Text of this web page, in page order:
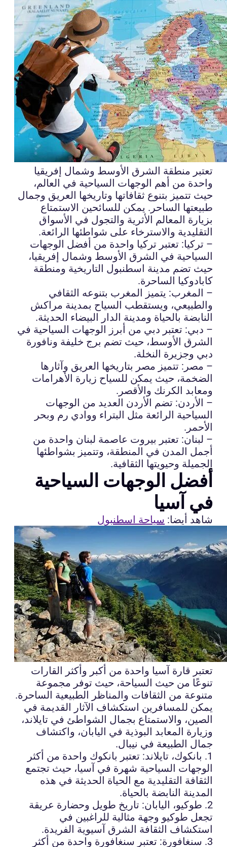
تعتبر منطقة الشرق الأوسط وشمال إفريقيا
واحدة من أهم الوجهات السياحية في العالم،
حيث تتميز بتنوع ثقافاتها وتاريخها العريق وجمال
طبيعتها الساحر. يمكن للسائحين الاستمتاع
بزيارة المعالم الأثرية والتجول في الأسواق
التقليدية والاسترخاء على شواطئها الرائعة.
– تركيا: تعتبر تركيا واحدة من أفضل الوجهات
السياحية في الشرق الأوسط وشمال إفريقيا،
حيث تضم مدينة اسطنبول التاريخية ومنطقة
كابادوكيا الساحرة.
– المغرب: يتميز المغرب بتنوعه الثقافي
والطبيعي، ويستقطب السياح بمدينة مراكش
النابضة بالحياة ومدينة الدار البيضاء الحديثة.
– دبي: تعتبر دبي من أبرز الوجهات السياحية في
الشرق الأوسط، حيث تضم برج خليفة ونافورة
دبي وجزيرة النخلة.
– مصر: تتميز مصر بتاريخها العريق وآثارها
الضخمة، حيث يمكن للسياح زيارة الأهرامات
ومعابد الكرنك والأقصر.
– الأردن: تضم الأردن العديد من الوجهات
السياحية الرائعة مثل البتراء ووادي رم وبحر
الأحمر.
– لبنان: تعتبر بيروت عاصمة لبنان واحدة من
أجمل المدن في المنطقة، وتتميز بشواطئها
الجميلة وحيويتها الثقافية.
أفضل الوجهات السياحية
في آسيا
شاهد أيضا: سياحة اسطنبول
تعتبر قارة آسيا واحدة من أكبر وأكثر القارات
تنوعًا من حيث السياحة، حيث توفر مجموعة
متنوعة من الثقافات والمناظر الطبيعية الساحرة.
يمكن للمسافرين استكشاف الآثار القديمة في
الصين، والاستمتاع بجمال الشواطئ في تايلاند،
وزيارة المعابد البوذية في اليابان، واكتشاف
جمال الطبيعة في نيبال.
1. بانكوك، تايلاند: تعتبر بانكوك واحدة من أكثر
الوجهات السياحية شهرة في آسيا، حيث تجتمع
الثقافة التقليدية مع الحياة الحديثة في هذه
المدينة النابضة بالحياة.
2. طوكيو، اليابان: تاريخ طويل وحضارة عريقة
تجعل طوكيو وجهة مثالية للراغبين في
استكشاف الثقافة الشرق آسيوية الفريدة.
3. سنغافورة: تعتبر سنغافورة واحدة من أكثر